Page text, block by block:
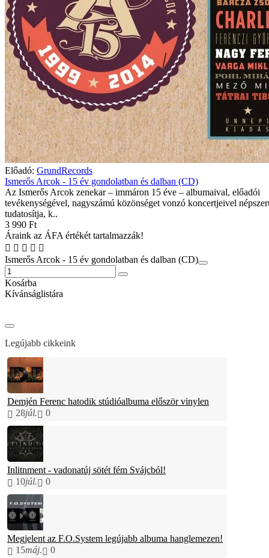
Előadó: GrundRecords
Ismerős Arcok - 15 év gondolatban és dalban (CD)
Az Ismerős Arcok zenekar – immáron 15 éve – albumaival, előadói
tevékenységével, nagyszámú közönséget vonzó koncertjeivel
tudatosítja, k..
3 990 Ft
Áraink az ÁFA értékét tartalmazzák!
Ismerős Arcok - 15 év gondolatban és dalban (CD)
Kosárba
Kívánságlistára
Legújabb cikkeink
Demjén Ferenc hatodik stúdióalbuma először vinylen
28júl. 0
Inlitnment - vadonatúj sötét fém Svájcból!
10júl. 0
Megjelent az F.O.System legújabb albuma hanglemezen!
15máj. 0